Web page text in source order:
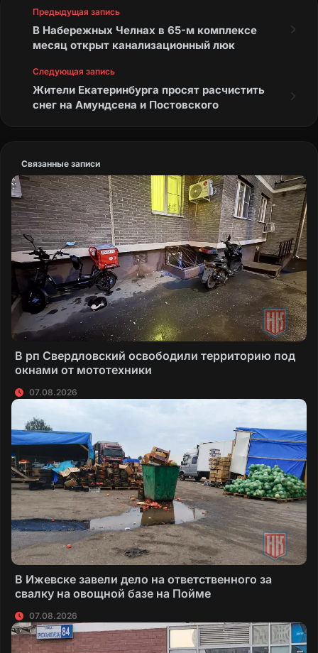
Предыдущая запись
В Набережных Челнах в 65-м комплексе
месяц открыт канализационный люк
Следующая запись
Жители Екатеринбурга просят расчистить
снег на Амундсена и Постовского
Связанные записи
В рп Свердловский освободили территорию под
окнами от мототехники
07.08.2026
В Ижевске завели дело на ответственного за
свалку на овощной базе на Пойме
07.08.2026